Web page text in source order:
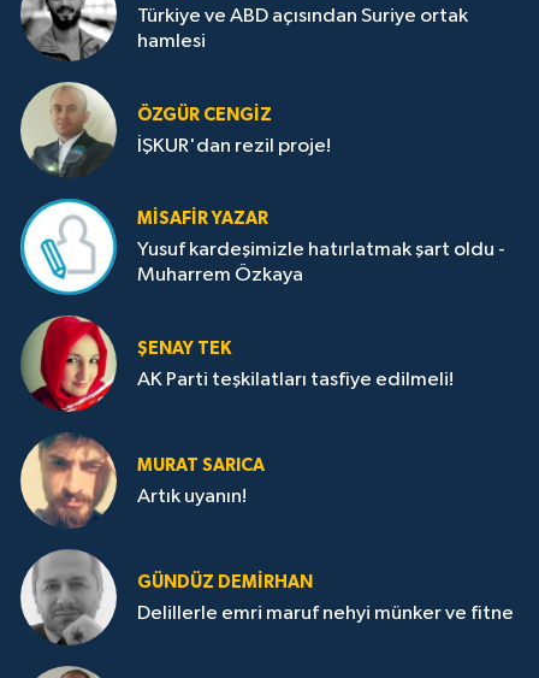
Türkiye ve ABD açısından Suriye ortak
hamlesi
ÖZGÜR CENGIZ
İŞKUR'dan rezil proje!
MISAFIR YAZAR
Yusuf kardeşimizle hatırlatmak şart oldu -
Muharrem Özkaya
ŞENAY TEK
AK Parti teşkilatları tasfiye edilmeli!
MURAT SARICA
Artık uyanın!
GÜNDÜZ DEMIRHAN
Delillerle emri maruf nehyi münker ve fitne